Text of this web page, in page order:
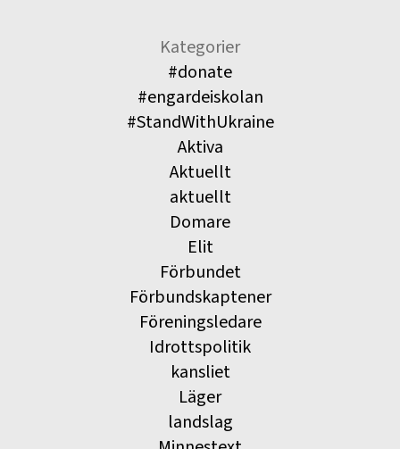
Kategorier
#donate
#engardeiskolan
#StandWithUkraine
Aktiva
Aktuellt
aktuellt
Domare
Elit
Förbundet
Förbundskaptener
Föreningsledare
Idrottspolitik
kansliet
Läger
landslag